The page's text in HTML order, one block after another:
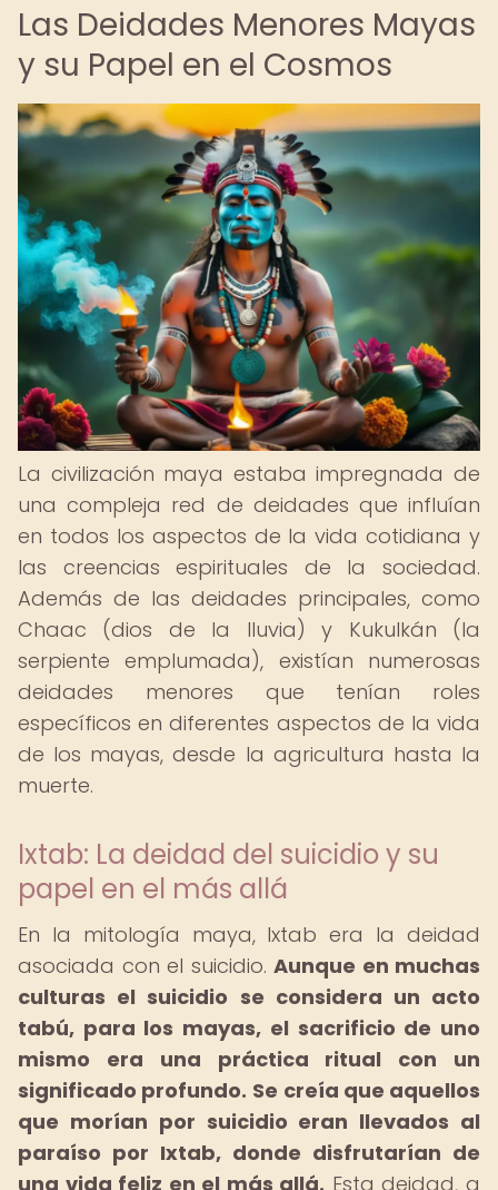
Las Deidades Menores Mayas
y su Papel en el Cosmos
La civilización maya estaba impregnada de
una compleja red de deidades que influían
en todos los aspectos de la vida cotidiana y
las creencias espirituales de la sociedad.
Además de las deidades principales, como
Chaac (dios de la lluvia) y Kukulkán (la
serpiente emplumada), existían numerosas
deidades menores que tenían roles
específicos en diferentes aspectos de la vida
de los mayas, desde la agricultura hasta la
muerte.
Ixtab: La deidad del suicidio y su
papel en el más allá
En la mitología maya, Ixtab era la deidad
asociada con el suicidio. Aunque en muchas
culturas el suicidio se considera un acto
tabú, para los mayas, el sacrificio de uno
mismo era una práctica ritual con un
significado profundo. Se creía que aquellos
que morían por suicidio eran llevados al
paraíso por Ixtab, donde disfrutarían de
una vida feliz en el más allá. Esta deidad, a